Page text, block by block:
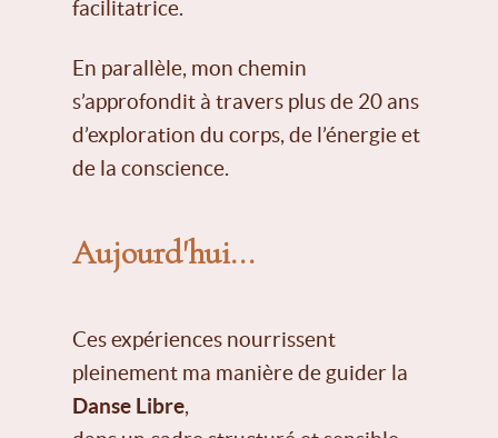
facilitatrice.
En parallèle, mon chemin
s’approfondit à travers plus de 20 ans
d’exploration du corps, de l’énergie et
de la conscience.
Aujourd'hui...
Ces expériences nourrissent
pleinement ma manière de guider la
Danse Libre,